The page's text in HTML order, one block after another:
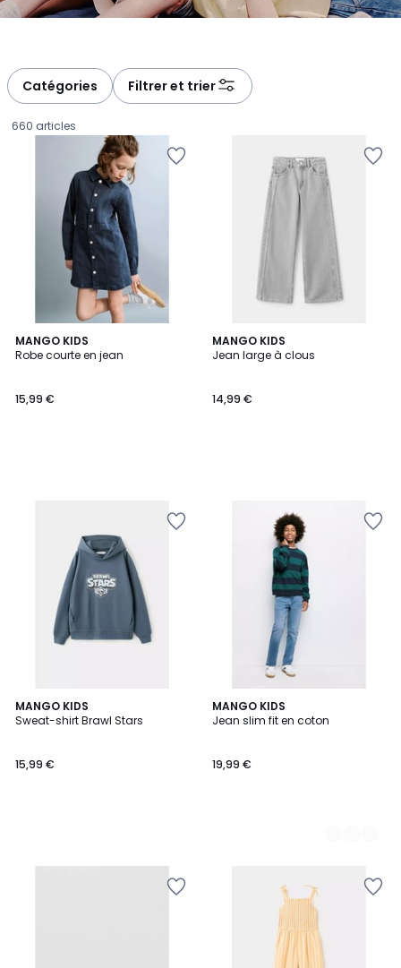
Catégories Filtrer et trier
660 articles
MANGO KIDS
Robe courte en jean
€.
15,99 €
MANGO KIDS
Jean large à clous
14,99 €
MANGO KIDS
Sweat-shirt Brawl Stars
15,99 €
MANGO KIDS
Jean slim fit en coton
19,99 €
4
Couleurs